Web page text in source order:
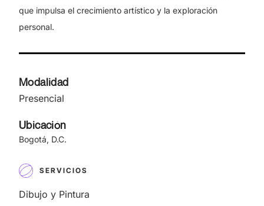
que impulsa el crecimiento artístico y la exploración
personal.
Modalidad
Presencial
Ubicación
Bogotá, D.C.
SERVICIOS
Dibujo y Pintura